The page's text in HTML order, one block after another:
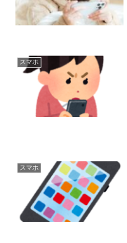
スマホ
スマホ